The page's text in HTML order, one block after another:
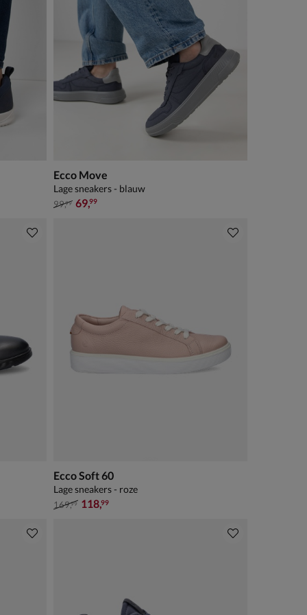
Ecco Move
Lage sneakers - blauw
van € 99,99 voor € 69,99
99,99 69,99
Ecco Soft 60
Lage sneakers - roze
van € 169,99 voor € 118,99
169,99 118,99